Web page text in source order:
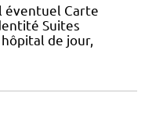
éventuel Carte
Suites
de jour,